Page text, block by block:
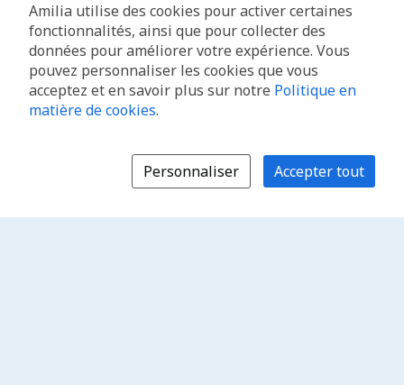
Amilia utilise des cookies pour activer certaines
fonctionnalités, ainsi que pour collecter des
données pour améliorer votre expérience. Vous
pouvez personnaliser les cookies que vous
acceptez et en savoir plus sur notre Politique en
matière de cookies.
Personnaliser Accepter tout